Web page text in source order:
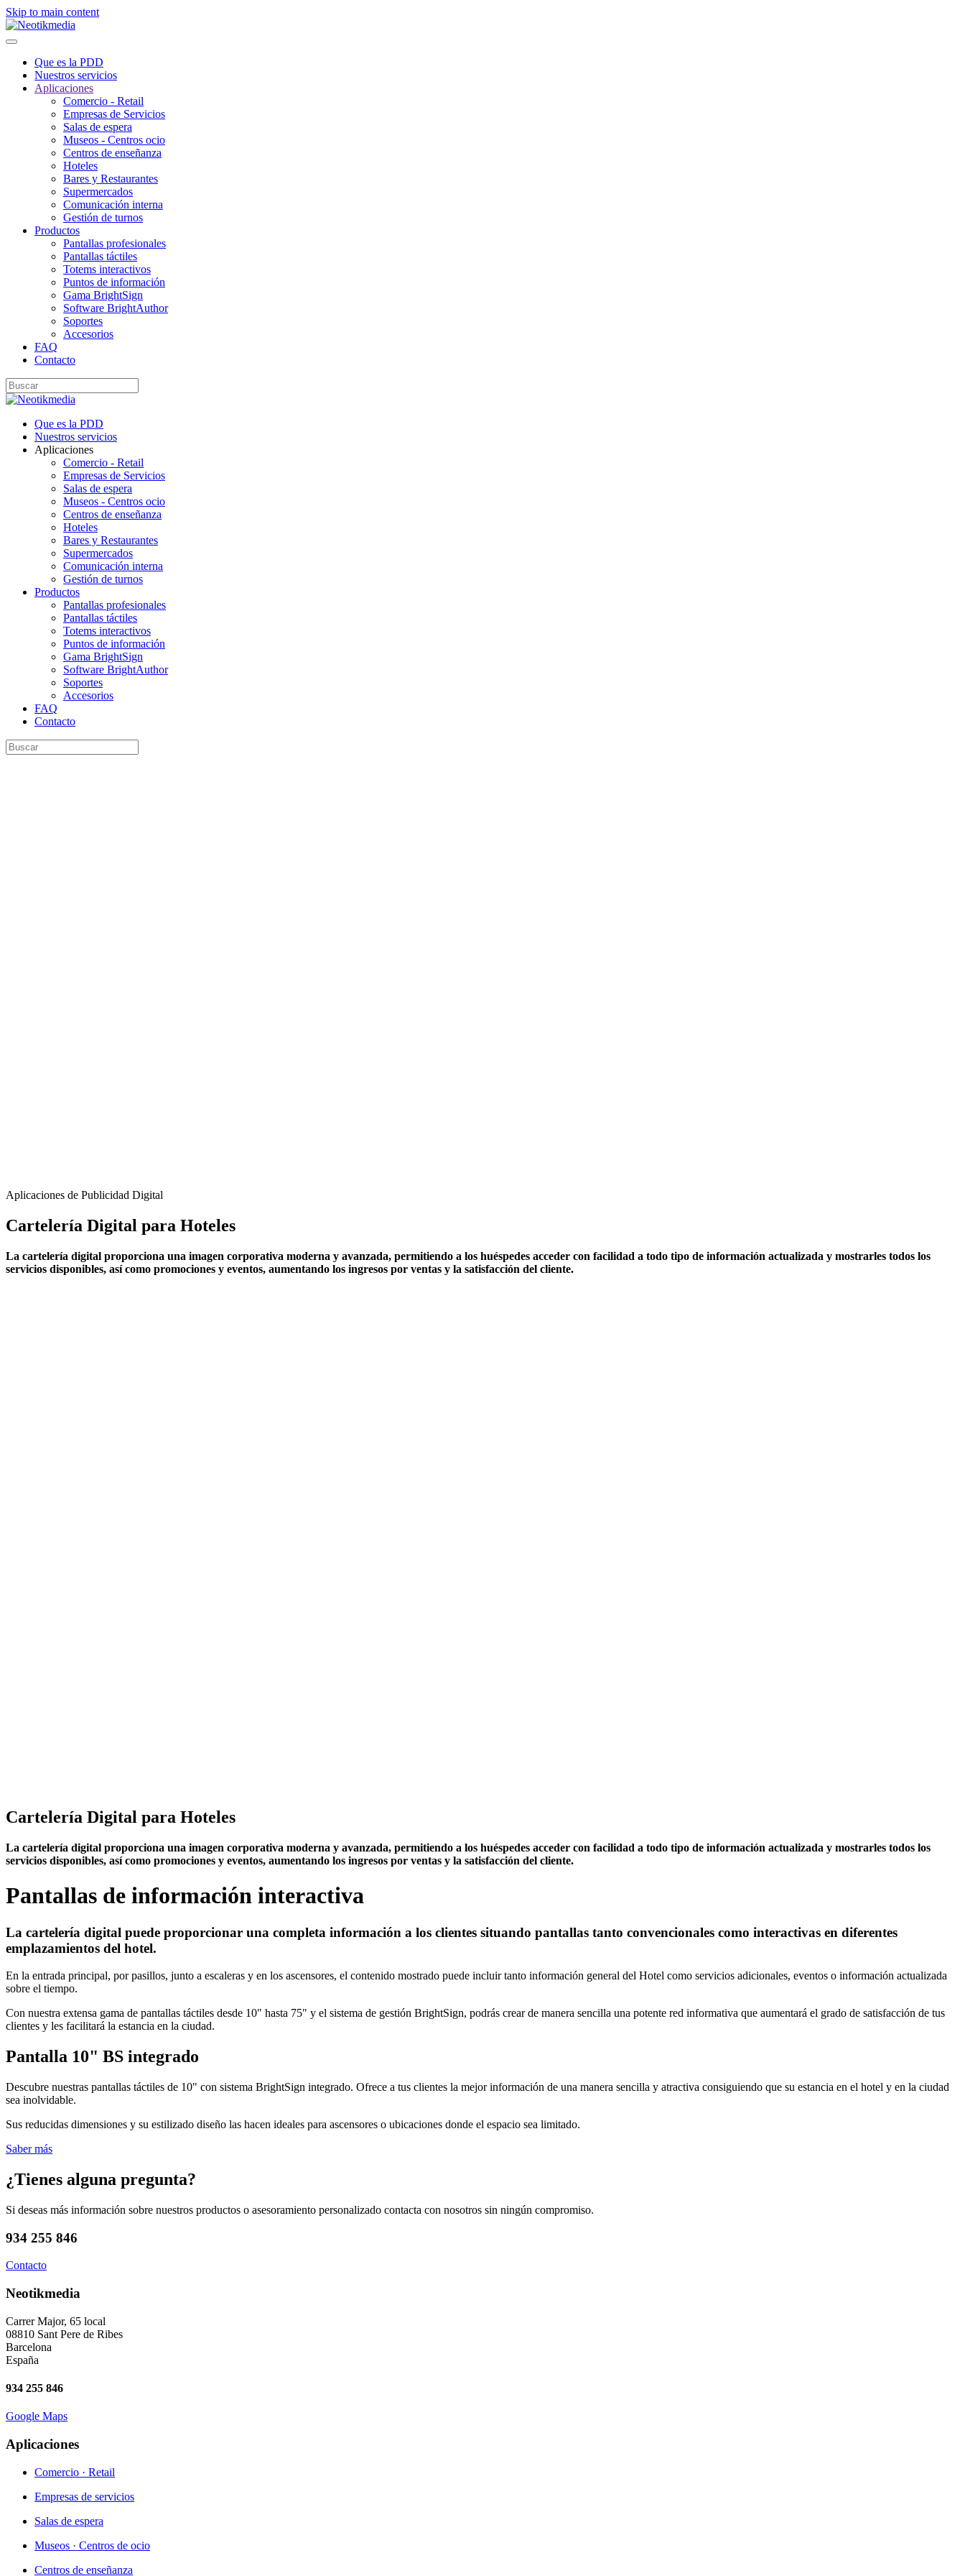
Skip to main content
Que es la PDD
Nuestros servicios
Aplicaciones
Comercio - Retail
Empresas de Servicios
Salas de espera
Museos - Centros ocio
Centros de enseñanza
Hoteles
Bares y Restaurantes
Supermercados
Comunicación interna
Gestión de turnos
Productos
Pantallas profesionales
Pantallas táctiles
Totems interactivos
Puntos de información
Gama BrightSign
Software BrightAuthor
Soportes
Accesorios
FAQ
Contacto
Que es la PDD
Nuestros servicios
Aplicaciones
Comercio - Retail
Empresas de Servicios
Salas de espera
Museos - Centros ocio
Centros de enseñanza
Hoteles
Bares y Restaurantes
Supermercados
Comunicación interna
Gestión de turnos
Productos
Pantallas profesionales
Pantallas táctiles
Totems interactivos
Puntos de información
Gama BrightSign
Software BrightAuthor
Soportes
Accesorios
FAQ
Contacto
Aplicaciones de Publicidad Digital
Cartelería Digital para Hoteles
La cartelería digital proporciona una imagen corporativa moderna y avanzada, permitiendo a los huéspedes acceder con facilidad a todo tipo de información actualizada y mostrarles todos los
servicios disponibles, así como promociones y eventos, aumentando los ingresos por ventas y la satisfacción del cliente.
Cartelería Digital para Hoteles
La cartelería digital proporciona una imagen corporativa moderna y avanzada, permitiendo a los huéspedes acceder con facilidad a todo tipo de información actualizada y mostrarles todos los
servicios disponibles, así como promociones y eventos, aumentando los ingresos por ventas y la satisfacción del cliente.
Pantallas de información interactiva
La cartelería digital puede proporcionar una completa información a los clientes situando pantallas tanto convencionales como interactivas en diferentes
emplazamientos del hotel.
En la entrada principal, por pasillos, junto a escaleras y en los ascensores, el contenido mostrado puede incluir tanto información general del Hotel como servicios adicionales, eventos o información actualizada
sobre el tiempo.
Con nuestra extensa gama de pantallas táctiles desde 10" hasta 75" y el sistema de gestión BrightSign, podrás crear de manera sencilla una potente red informativa que aumentará el grado de satisfacción de tus
clientes y les facilitará la estancia en la ciudad.
Pantalla 10" BS integrado
Descubre nuestras pantallas táctiles de 10" con sistema BrightSign integrado. Ofrece a tus clientes la mejor información de una manera sencilla y atractiva consiguiendo que su estancia en el hotel y en la ciudad
sea inolvidable.
Sus reducidas dimensiones y su estilizado diseño las hacen ideales para ascensores o ubicaciones donde el espacio sea limitado.
Saber más
¿Tienes alguna pregunta?
Si deseas más información sobre nuestros productos o asesoramiento personalizado contacta con nosotros sin ningún compromiso.
934 255 846
Contacto
Neotikmedia
Carrer Major, 65 local
08810 Sant Pere de Ribes
Barcelona
España
934 255 846
Google Maps
Aplicaciones
Comercio · Retail
Empresas de servicios
Salas de espera
Museos · Centros de ocio
Centros de enseñanza